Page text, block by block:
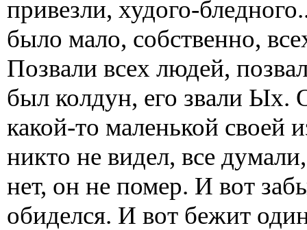
привезли, худого-
было мало, собственно,
Позвали всех людей,
был колдун, его звали Ых.
какой-то маленькой своей
никто не видел, все
нет, он не помер. И вот
обиделся. И вот бежит